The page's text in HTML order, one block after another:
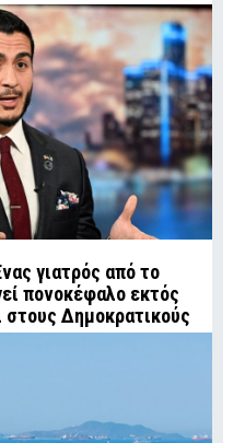
γιατρός από το
πονοκέφαλο εκτός
στους Δημοκρατικούς